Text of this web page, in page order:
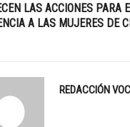
LAS ACCIONES PARA
A LAS MUJERES DE
REDACCIÓN